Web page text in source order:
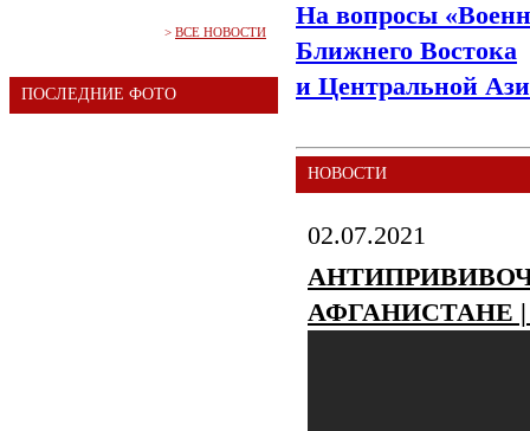
> ВСЕ НОВОСТИ
ПОСЛЕДНИЕ ФОТО
На вопросы
Ближнего Востока
и Центральной
НОВОСТИ
02.07.2021
АФГАНИСТАНЕ